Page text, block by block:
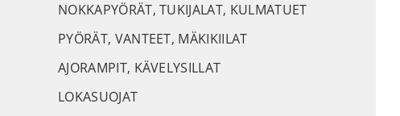
NOKKAPYÖRÄT, TUKIJALAT, KULMATUET
PYÖRÄT, VANTEET, MÄKIKIILAT
AJORAMPIT, KÄVELYSILLAT
LOKASUOJAT